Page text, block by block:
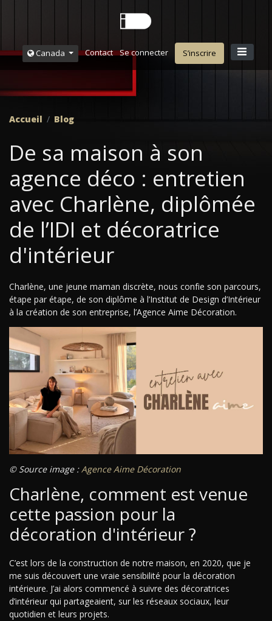
Canada Contact Se connecter S’inscrire
Accueil Blog
De sa maison à son
agence déco : entretien
avec Charlène, diplômée
de l’IDI et décoratrice
d'intérieur
Charlène, une jeune maman discrète, nous confie son parcours,
étape par étape, de son diplôme à l’Institut de Design d’Intérieur
à la création de son entreprise, l’Agence Aime Décoration.
© Source image :Agence Aime Décoration
Charlène, comment est venue
cette passion pour la
décoration d'intérieur ?
C’est lors de la construction de notre maison, en 2020, que je
me suis découvert une vraie sensibilité pour la décoration
intérieure. J’ai alors commencé à suivre des décoratrices
d’intérieur qui partageaient, sur les réseaux sociaux, leur
quotidien et leurs projets.